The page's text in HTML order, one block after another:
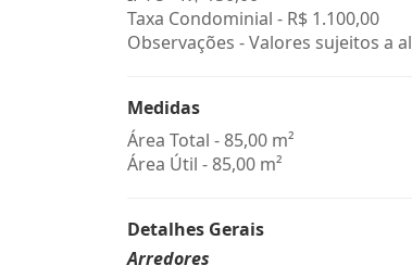
Taxa Condominial - R$ 1.100,00
Observações - Valores sujeitos a
Medidas
Área Total - 85,00 m²
Área Útil - 85,00 m²
Detalhes Gerais
Arredores